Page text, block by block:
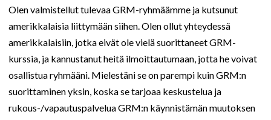
Olen valmistellut tulevaa GRM-ryhmäämme ja kutsunut
amerikkalaisia liittymään siihen. Olen ollut yhteydessä
amerikkalaisiin, jotka eivät ole vielä suorittaneet GRM-
kurssia, ja kannustanut heitä ilmoittautumaan, jotta he voivat
osallistua ryhmääni. Mielestäni se on parempi kuin GRM:n
suorittaminen yksin, koska se tarjoaa keskustelua ja
rukous-/vapautuspalvelua GRM:n käynnistämän muutoksen